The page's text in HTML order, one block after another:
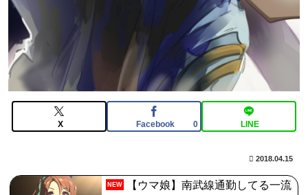
X Facebook 0 LINE
2018.04.15
NEW
【ウマ娘】南武線通勤してる一流